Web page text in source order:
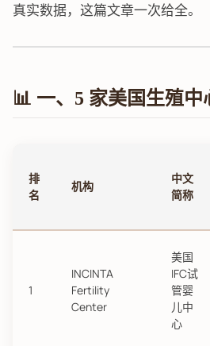
真实数据，这篇文章一次给全。
📊 一、5 家美国生殖
排
名
机构
中文
简称
1
INCINTA
Fertility
Center
美国
IFC试
管婴
儿中
心